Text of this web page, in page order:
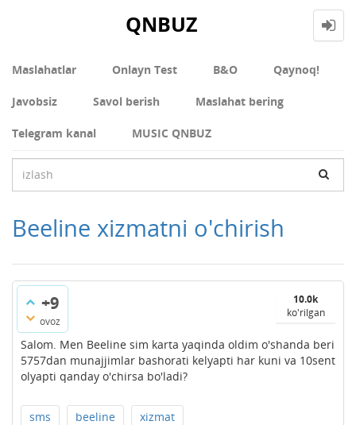
QNBUZ
Maslahatlar Onlayn Test В&О Qaynoq!
Javobsiz Savol berish Maslahat bering
Telegram kanal MUSIC QNBUZ
Beeline xizmatni o'chirish
+9
ovoz
10.0k
ko'rilgan
Salom. Men Beeline sim karta yaqinda oldim o'shanda beri
5757dan munajjimlar bashorati kelyapti har kuni va 10sent
olyapti qanday o'chirsa bo'ladi?
sms beeline xizmat